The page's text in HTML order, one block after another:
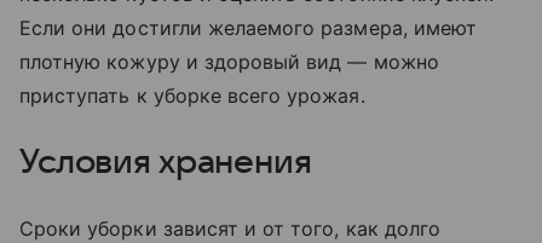
Если они достигли желаемого размера, имеют
плотную кожуру и здоровый вид — можно
приступать к уборке всего урожая.
Условия хранения
Сроки уборки зависят и от того, как долго